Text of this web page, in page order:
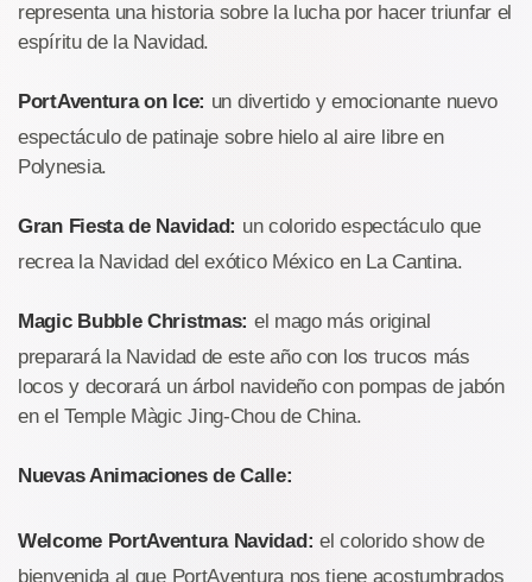
representa una historia sobre la lucha por hacer triunfar el
espíritu de la Navidad.
PortAventura on Ice: un divertido y emocionante nuevo
espectáculo de patinaje sobre hielo al aire libre en
Polynesia.
Gran Fiesta de Navidad: un colorido espectáculo que
recrea la Navidad del exótico México en La Cantina.
Magic Bubble Christmas: el mago más original
preparará la Navidad de este año con los trucos más
locos y decorará un árbol navideño con pompas de jabón
en el Temple Màgic Jing-Chou de China.
Nuevas Animaciones de Calle:
Welcome PortAventura Navidad: el colorido show de
bienvenida al que PortAventura nos tiene acostumbrados